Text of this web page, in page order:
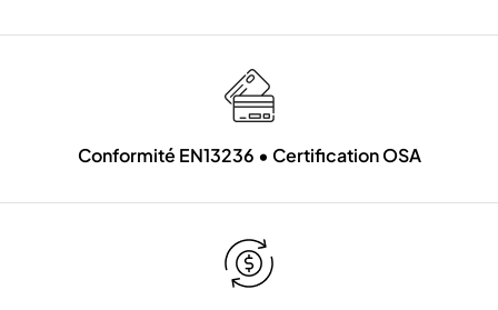
Conformité EN13236 • Certification OSA